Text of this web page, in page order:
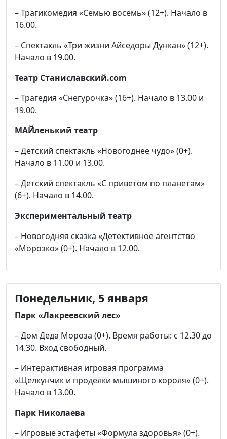
– Трагикомедия «Семью восемь» (12+). Начало в
16.00.
– Спектакль «Три жизни Айседоры Дункан» (12+).
Начало в 19.00.
Театр Станиславский.com
– Трагедия «Снегурочка» (16+). Начало в 13.00 и
19.00.
МАЙленький театр
– Детский спектакль «Новогоднее чудо» (0+).
Начало в 11.00 и 13.00.
– Детский спектакль «С приветом по планетам»
(6+). Начало в 14.00.
Экспериментальный театр
– Новогодняя сказка «Детективное агентство
«Морозко» (0+). Начало в 12.00.
Понедельник, 5 января
Парк «Лакреевский лес»
– Дом Деда Мороза (0+). Время работы: с 12.30 до
14.30. Вход свободный.
– Интерактивная игровая программа
«Щелкунчик и проделки мышиного короля» (0+).
Начало в 13.00.
Парк Николаева
– Игровые эстафеты «Формула здоровья» (0+).